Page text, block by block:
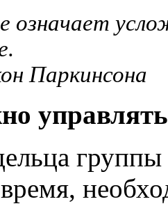
означает
Паркинсона